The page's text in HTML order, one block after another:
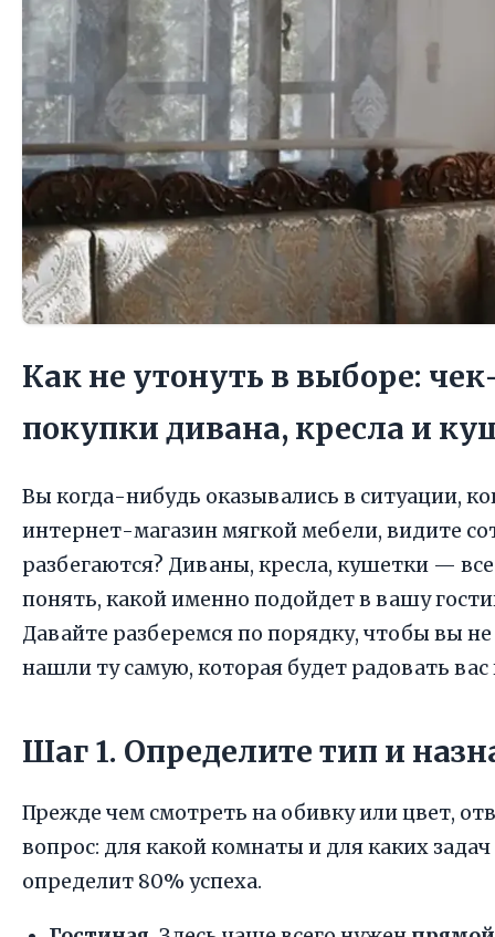
Как не утонуть в выборе:
покупки дивана, кресла и
Вы когда-нибудь оказывались в ситуации,
интернет-магазин мягкой мебели, видите
разбегаются? Диваны, кресла, кушетки —
понять, какой именно подойдет в вашу
Давайте разберемся по порядку, чтобы вы
нашли ту самую, которая будет радовать вас
Шаг 1. Определите тип и
Прежде чем смотреть на обивку или цвет,
вопрос: для какой комнаты и для каких
определит 80% успеха.